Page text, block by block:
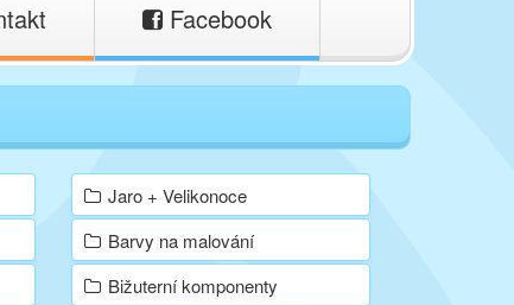
Facebook
Jaro + Velikonoce
Barvy na malování
Bižuterní komponenty